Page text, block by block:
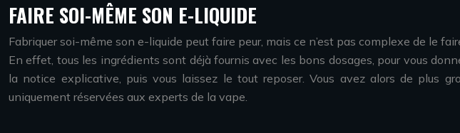
FAIRE SOI-MÊME SON E-LIQUIDE
Fabriquer soi-même son e-liquide peut faire peur, mais ce n’est pas complexe de le
En effet, tous les ingrédients sont déjà fournis avec les bons dosages, pour vous
la notice explicative, puis vous laissez le tout reposer. Vous avez alors de plus
uniquement réservées aux experts de la vape.